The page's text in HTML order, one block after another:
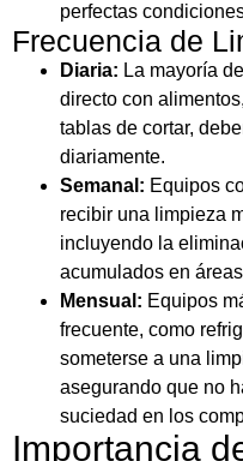
perfectas
Frecuencia de
Diaria: La mayoría
directo con
tablas de cortar,
diariamente.
Semanal: Equipos
recibir una limpieza
incluyendo la
acumulados en
Mensual: Equipos
frecuente, como
someterse a una
asegurando que no
suciedad en los
Importancia